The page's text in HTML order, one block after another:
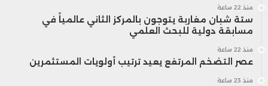
منذ 22 ساعة
ستة شبان مغاربة يتوجون بالمركز الثاني عالمياً في
مسابقة دولية للبحث العلمي
منذ 22 ساعة
عصر التضخم المرتفع يعيد ترتيب أولويات المستثمرين
منذ 23 ساعة